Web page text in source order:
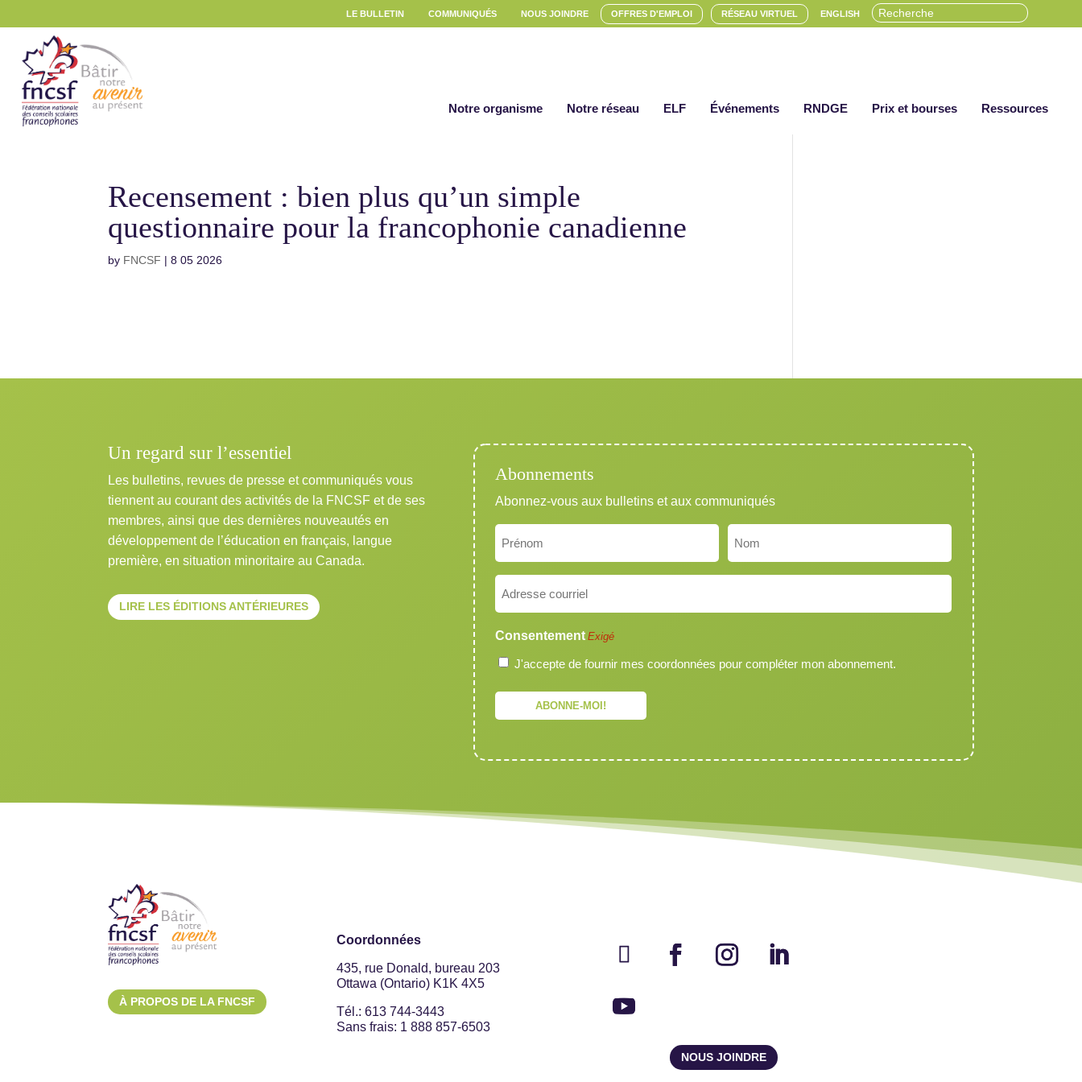
LE BULLETIN COMMUNIQUÉS NOUS JOINDRE OFFRES D'EMPLOI RÉSEAU VIRTUEL ENGLISH
Notre organisme Notre réseau ELF Événements RNDGE Prix et bourses Ressources
Recensement : bien plus qu’un simple
questionnaire pour la francophonie canadienne
by FNCSF |8 05 2026
Un regard sur l’essentiel
Les bulletins, revues de presse et communiqués vous
tiennent au courant des activités de la FNCSF et de ses
membres, ainsi que des dernières nouveautés en
développement de l’éducation en français, langue
première, en situation minoritaire au Canada.
LIRE LES ÉDITIONS ANTÉRIEURES
Abonnements
Abonnez-vous aux bulletins et aux communiqués
Prénom Nom
Consentement Exigé
J'accepte de fournir mes coordonnées pour compléter mon abonnement.
À PROPOS DE LA FNCSF
Coordonnées
435, rue Donald, bureau 203
Ottawa (Ontario) K1K 4X5
Tél.: 613 744-3443
Sans frais: 1 888 857-6503
NOUS JOINDRE